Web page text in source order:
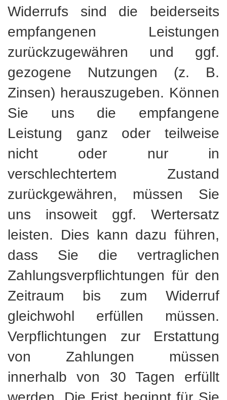
Widerrufs sind die beiderseits
empfangenen Leistungen
zurückzugewähren und ggf.
gezogene Nutzungen (z. B.
Zinsen) herauszugeben. Können
Sie uns die empfangene
Leistung ganz oder teilweise
nicht oder nur in
verschlechtertem Zustand
zurückgewähren, müssen Sie
uns insoweit ggf. Wertersatz
leisten. Dies kann dazu führen,
dass Sie die vertraglichen
Zahlungsverpflichtungen für den
Zeitraum bis zum Widerruf
gleichwohl erfüllen müssen.
Verpflichtungen zur Erstattung
von Zahlungen müssen
innerhalb von 30 Tagen erfüllt